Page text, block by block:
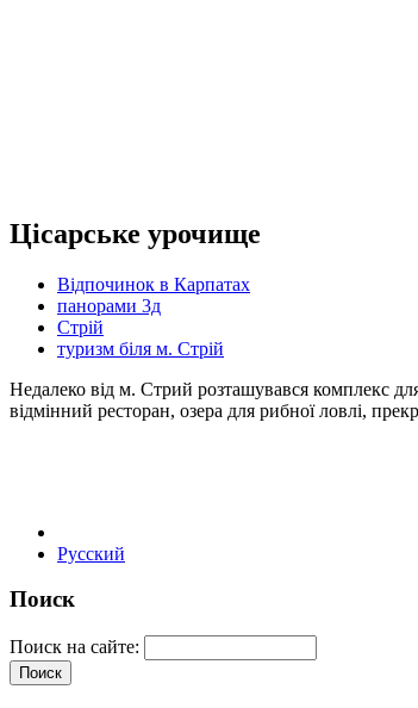
Цісарське урочище
Відпочинок в Карпатах
панорами 3д
Стрій
туризм біля м. Стрій
Недалеко від м. Стрий розташувався комплекс
відмінний ресторан, озера для рибної ловлі,
Русский
Поиск
Поиск на сайте: